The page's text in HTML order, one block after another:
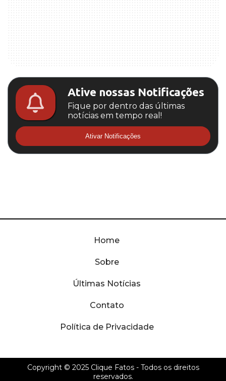
Ative nossas Notificações
Fique por dentro das últimas
notícias em tempo real!
Ativar Notificações
Home
Sobre
Últimas Notícias
Contato
Política de Privacidade
Copyright © 2025 Clique Fatos- Todos os direitos
reservados.